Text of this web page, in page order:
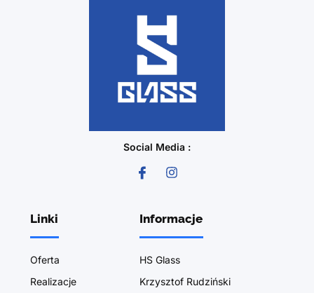
Social Media :
Linki
Oferta
Realizacje
Informacje
HS Glass
Krzysztof Rudziński